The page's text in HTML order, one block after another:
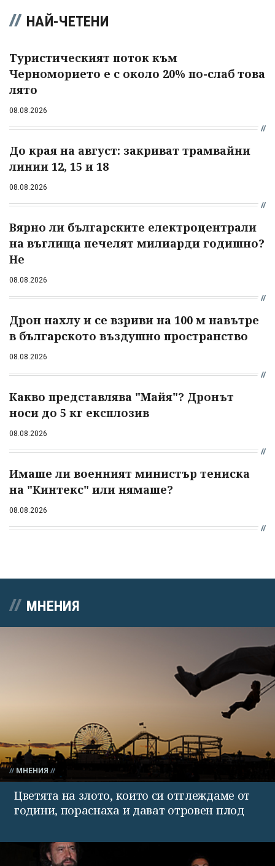
НАЙ-ЧЕТЕНИ
Туристическият поток към
Черноморието е с около 20% по-слаб това
лято
08.08.2026
До края на август: закриват трамвайни
линии 12, 15 и 18
08.08.2026
Вярно ли българските електроцентрали
на въглища печелят милиарди годишно?
Не
08.08.2026
Дрон нахлу и се взриви на 100 м навътре
в българското въздушно пространство
08.08.2026
Какво представлява "Майя"? Дронът
носи до 5 кг експлозив
08.08.2026
Имаше ли военният министър тениска
на "Кинтекс" или нямаше?
08.08.2026
МНЕНИЯ
МНЕНИЯ
Цветята на злото, които си отглеждаме от
години, пораснаха и дават отровен плод